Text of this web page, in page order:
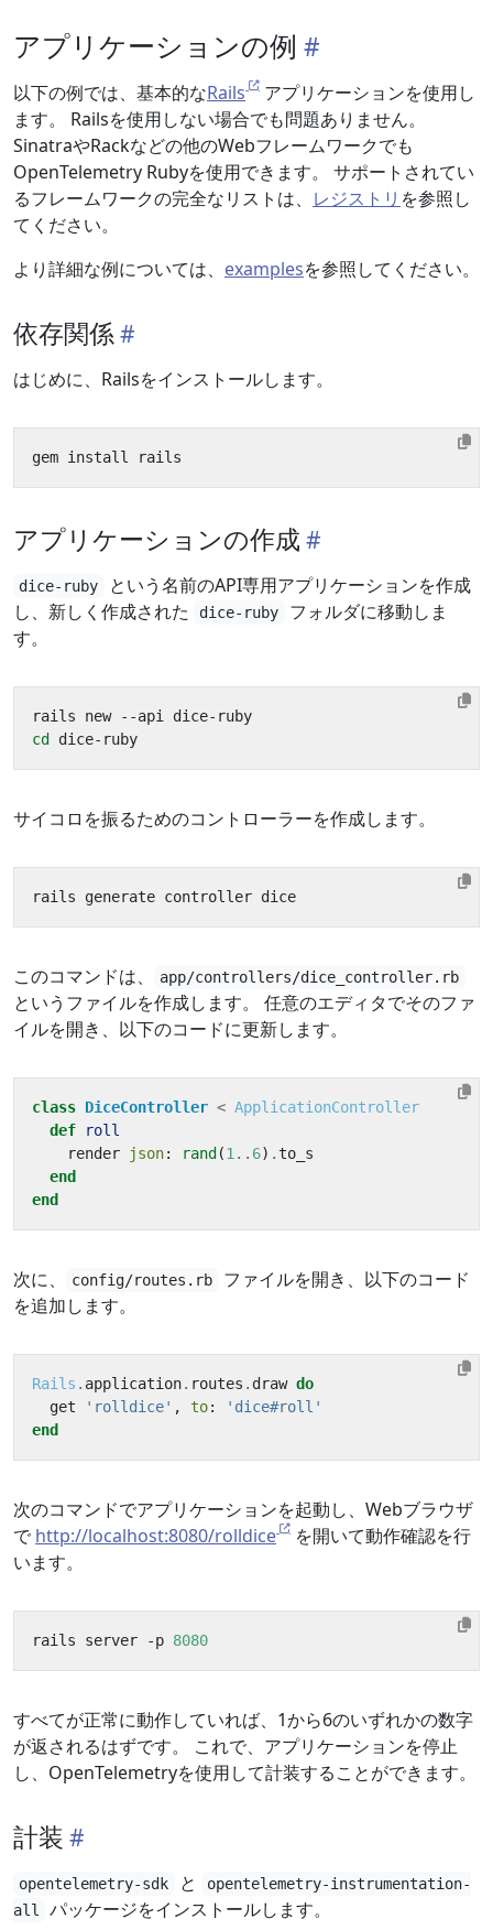
アプリケーションの例
以下の例では、基本的なRails
アプリケーションを使用し
ます。 Railsを使用しない場合でも問題ありません。
SinatraやRackなどの他のWebフレームワークでも
OpenTelemetry Rubyを使用できます。 サポートされてい
るフレームワークの完全なリストは、 レジストリ を参照し
てください。
より詳細な例については、 examplesを参照してください。
依存関係
はじめに、Railsをインストールします。
アプリケーションの作成
dice-ruby
という名前のAPI専用アプリケーションを作成
し、新しく作成された
dice-ruby
フォルダに移動しま
す。
cd
サイコロを振るためのコントローラーを作成します。
このコマンドは、 app/controllers/dice_controller.rb
というファイルを作成します。 任意のエディタでそのファ
イルを開き、以下のコードに更新します。
class DiceController < ApplicationController
def
roll
render
json: rand (1 .. 6) .to_s
end
end
次に、 config/routes.rb
ファイルを開き、以下のコード
を追加します。
Rails . application. routes . draw do
get
'rolldice' , to:
'dice#roll'
end
次のコマンドでアプリケーションを起動し、Webブラウザ
で http://localhost:8080/rolldice
を開いて動作確認を行
います。
rails server -p 8080
すべてが正常に動作していれば、1から6のいずれかの数字
が返されるはずです。 これで、アプリケーションを停止
し、OpenTelemetryを使用して計装することができます。
計装
opentelemetry-sdk と
opentelemetry-instrumentation-
all
パッケージをインストールします。